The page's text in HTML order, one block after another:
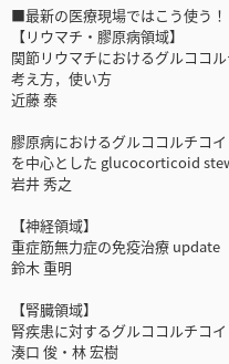
■最新の医療現場ではこう使う
【リウマチ・膠原病領域】
関節リウマチにおけるグルココ
考え方，使い方
近藤 泰
膠原病におけるグルココルチコ
を中心とした glucocorticoid
岩井 秀之
【神経領域】
重症筋無力症の免疫治療 update
鈴木 重明
【腎臓領域】
腎疾患に対するグルココルチコ
湊口 俊・林 宏樹